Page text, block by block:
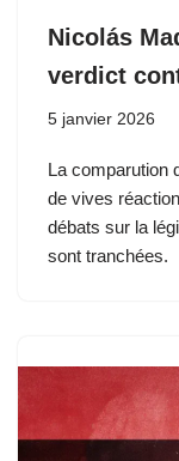
Nicolás
verdict
5 janvier 2026
La comparution
de vives
débats sur la
sont tranchées.